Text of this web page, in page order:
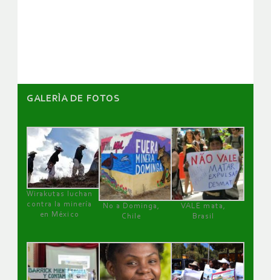
GALERÌA DE FOTOS
Wirakutas luchan
contra la minería
en México
No a Dominga,
Chile
VALE mata,
Brasil